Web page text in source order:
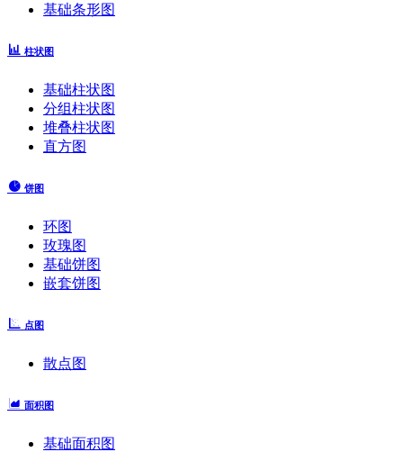
基础条形图
柱状图
基础柱状图
分组柱状图
堆叠柱状图
直方图
饼图
环图
玫瑰图
基础饼图
嵌套饼图
点图
散点图
面积图
基础面积图